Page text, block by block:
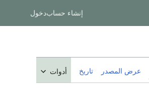
إنشاء حسابدخول
عرض المصدر تاريخ أدوات